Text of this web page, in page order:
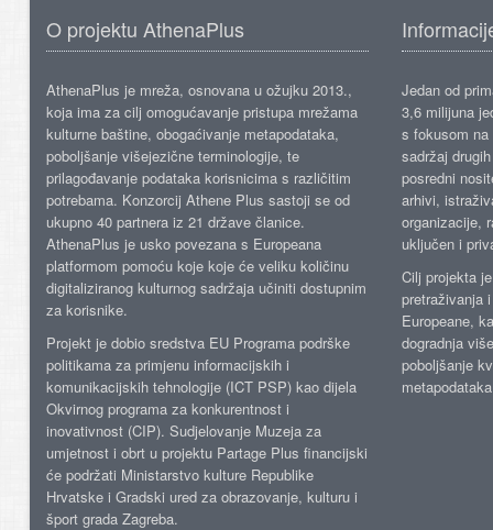
O projektu AthenaPlus
AthenaPlus je mreža, osnovana u ožujku 2013.,
koja ima za cilj omogućavanje pristupa mrežama
kulturne baštine, obogaćivanje metapodataka,
poboljšanje višejezične terminologije, te
prilagođavanje podataka korisnicima s različitim
potrebama. Konzorcij Athene Plus sastoji se od
ukupno 40 partnera iz 21 države članice.
AthenaPlus je usko povezana s Europeana
platformom pomoću koje koje će veliku količinu
digitaliziranog kulturnog sadržaja učiniti dostupnim
za korisnike.
Projekt je dobio sredstva EU Programa podrške
politikama za primjenu informacijskih i
komunikacijskih tehnologije (ICT PSP) kao dijela
Okvirnog programa za konkurentnost i
inovativnost (CIP). Sudjelovanje Muzeja za
umjetnost i obrt u projektu Partage Plus financijski
će podržati Ministarstvo kulture Republike
Hrvatske i Gradski ured za obrazovanje, kulturu i
šport grada Zagreba.
Jedan od
3,6 milijuna
s fokusom
sadržaj
posredni
arhivi,
organizacije,
uključen i
Cilj projekta
pretraživanja
Europeane,
dogradnja
poboljšanje